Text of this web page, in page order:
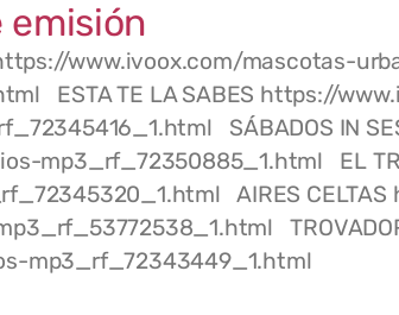
emisión
https://www.ivoox.com/mascotas-
ESTA TE LA SABES https://
SÁBADOS IN
mp3_rf_72350885_1.html EL
AIRES
mp3_rf_72343449_1.html